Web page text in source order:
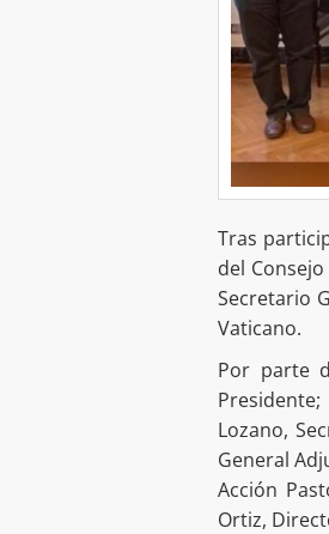
Tras
del
Secretario
Vaticano.
Por parte
Lozano,
General
Acción
Ortiz,